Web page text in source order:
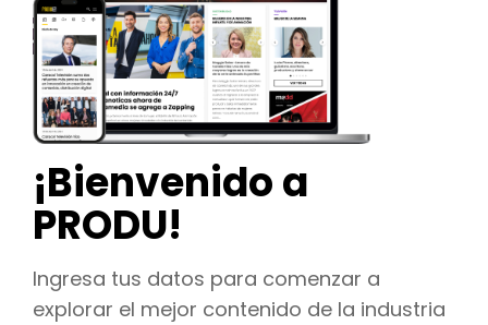
¡Bienvenido a
PRODU!
Ingresa tus datos para comenzar a
explorar el mejor contenido de la industria